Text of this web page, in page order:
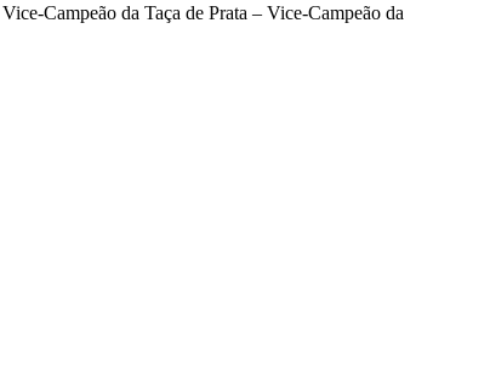
Campeão da Taça de Prata – Vice-Campeão da